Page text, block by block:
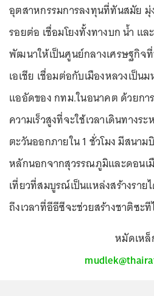
อุตสาหกรรมการลงทุนที่ทันสมัย
รอยต่อ เชื่อมโยงทั้งทางบก น้ำ แ
พัฒนาให้เป็นศูนย์กลางเศรษฐกิจ
เอเชีย เชื่อมต่อกับเมืองหลวงเป็
แออัดของ กทม.ในอนาคต ด้วยกา
ความเร็วสูงที่จะใช้เวลาเดินทางร
ตะวันออกภายใน 1 ชั่วโมง มีสนา
หลักนอกจากสุวรรณภูมิและดอนเ
เที่ยวที่สมบูรณ์เป็นแหล่งสร้างราย
ถึงเวลาที่อีอีซีจะช่วยสร้างชาติซะที
หมัดเห